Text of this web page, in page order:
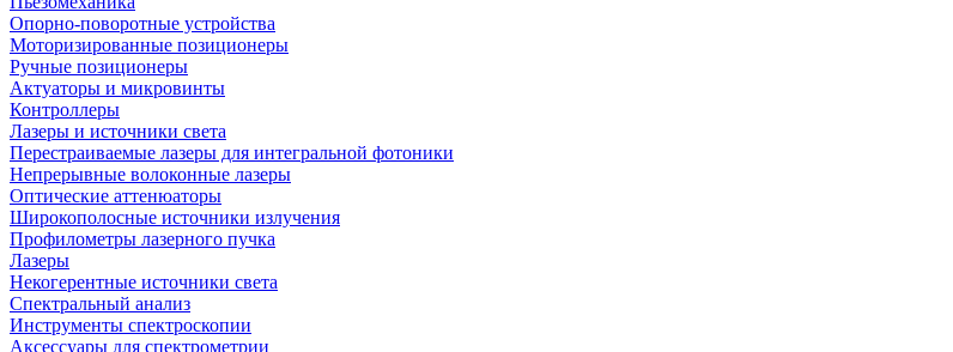
Опорно-поворотные устройства
Моторизированные позиционеры
Ручные позиционеры
Актуаторы и микровинты
Контроллеры
Лазеры и источники света
Перестраиваемые лазеры для интегральной фотоники
Непрерывные волоконные лазеры
Оптические аттенюаторы
Широкополосные источники излучения
Профилометры лазерного пучка
Лазеры
Некогерентные источники света
Спектральный анализ
Инструменты спектроскопии
Аксессуары для спектрометрии